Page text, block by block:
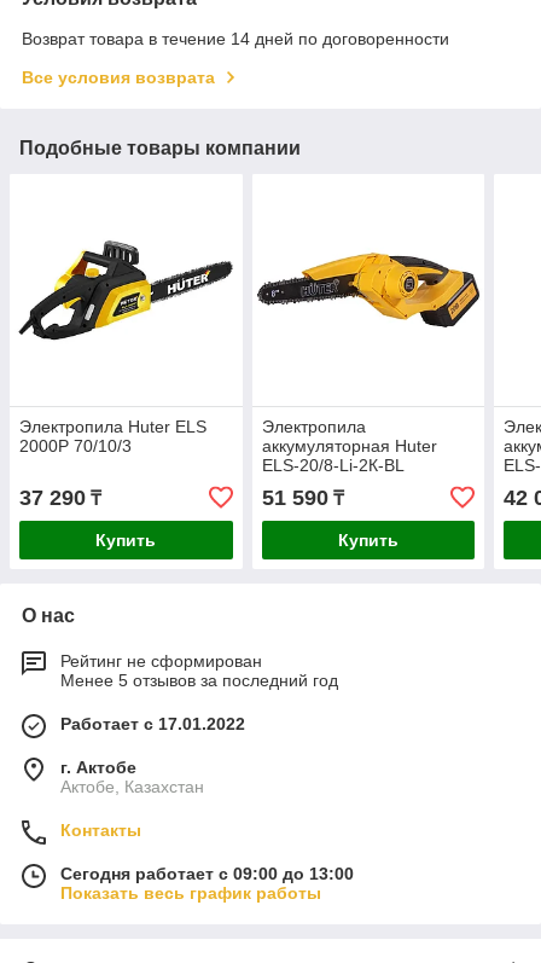
Возврат товара в течение 14 дней по договоренности
Все условия возврата
Подобные товары компании
Электропила Huter ELS
2000P 70/10/3
37 290 ₸
Купить
Электропила
аккумуляторная Huter
ELS-20/8-Li-2К-BL
51 590₸
Купить
42
О нас
Рейтинг не сформирован
Менее 5 отзывов за последний год
Работает с 17.01.2022
г. Актобе
Актобе, Казахстан
Контакты
Сегодня работает с 09:00 до 13:00
Показать весь график работы